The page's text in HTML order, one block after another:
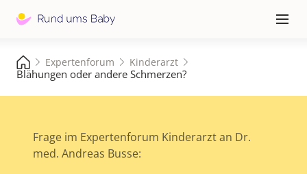
≡
Expertenforum Kinderarzt
Blähungen oder andere Schmerzen?
Frage im Expertenforum Kinderarzt an Dr.
med. Andreas Busse: